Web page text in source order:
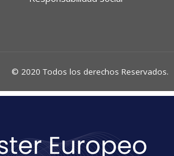
© 2020 Todos los derechos Reservados.